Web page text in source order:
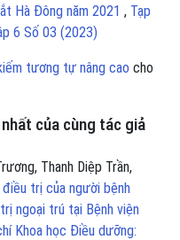
Hà Đông năm 2021 , Tạp
6 Số 03 (2023)
tương tự nâng cao cho
của cùng tác giả
Thanh Diệp Trần,
trị của người bệnh
ngoại trú tại Bệnh viện
Khoa học Điều dưỡng: